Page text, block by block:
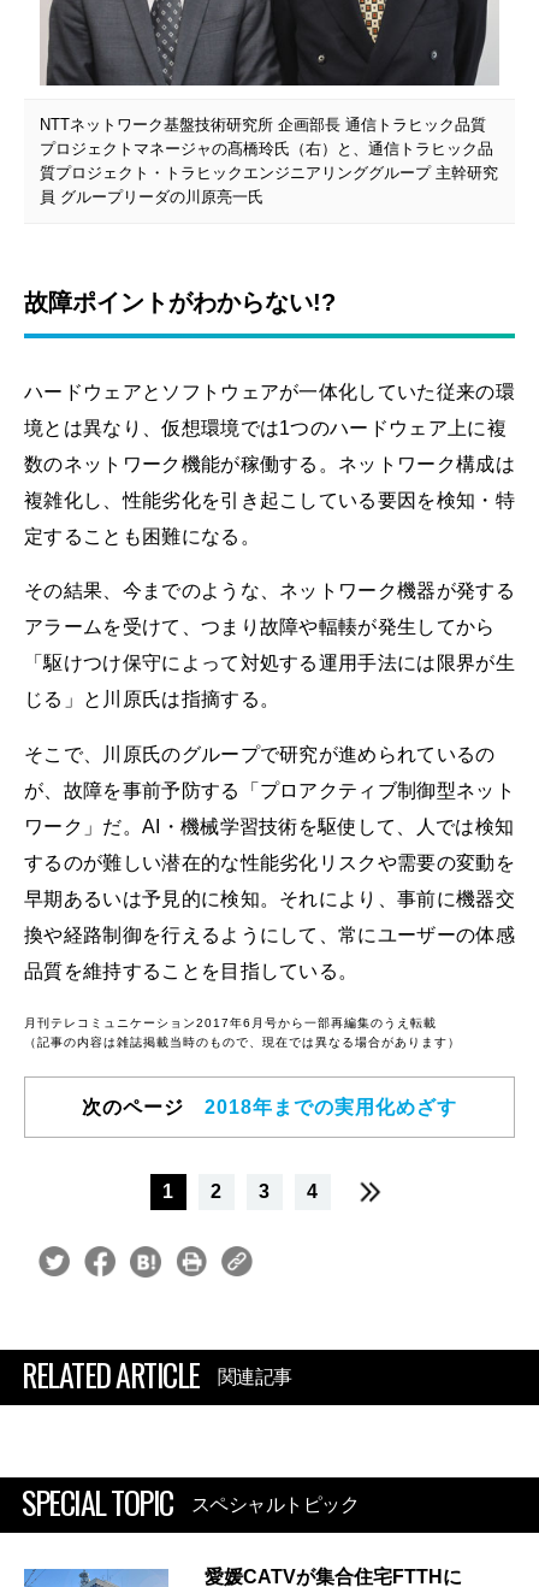
NTTネットワーク基盤技術研究所 企画部長 通信トラヒック品質
プロジェクトマネージャの髙橋玲氏（右）と、通信トラヒック品
質プロジェクト・トラヒックエンジニアリンググループ 主幹研究
員 グループリーダの川原亮一氏
故障ポイントがわからない!?
ハードウェアとソフトウェアが一体化していた従来の環
境とは異なり、仮想環境では1つのハードウェア上に複
数のネットワーク機能が稼働する。ネットワーク構成は
複雑化し、性能劣化を引き起こしている要因を検知・特
定することも困難になる。
その結果、今までのような、ネットワーク機器が発する
アラームを受けて、つまり故障や輻輳が発生してから
「駆けつけ保守によって対処する運用手法には限界が生
じる」と川原氏は指摘する。
そこで、川原氏のグループで研究が進められているの
が、故障を事前予防する「プロアクティブ制御型ネット
ワーク」だ。AI・機械学習技術を駆使して、人では検知
するのが難しい潜在的な性能劣化リスクや需要の変動を
早期あるいは予見的に検知。それにより、事前に機器交
換や経路制御を行えるようにして、常にユーザーの体感
品質を維持することを目指している。
月刊テレコミュニケーション2017年6月号から一部再編集のうえ転載
（記事の内容は雑誌掲載当時のもので、現在では異なる場合があります）
次のページ 2018年までの実用化めざす
1 2 3 4
RELATED ARTICLE 関連記事
SPECIAL TOPIC スペシャルトピック
愛媛CATVが集合住宅FTTHに